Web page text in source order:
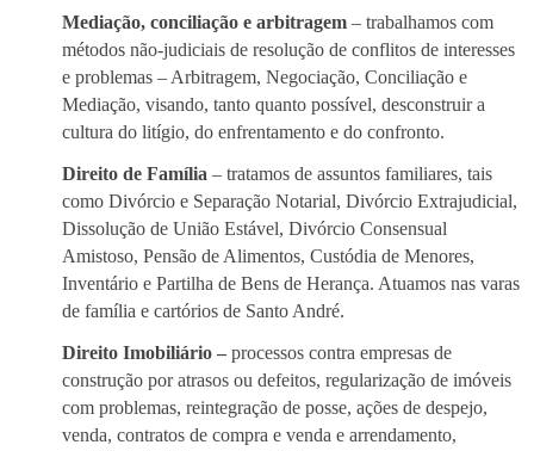
Mediação, conciliação e arbitragem– trabalhamos com
métodos não-judiciais de resolução de conflitos de interesses
e problemas – Arbitragem, Negociação, Conciliação e
Mediação, visando, tanto quanto possível, desconstruir a
cultura do litígio, do enfrentamento e do confronto.
Direito de Família – tratamos de assuntos familiares, tais
como Divórcio e Separação Notarial, Divórcio Extrajudicial,
Dissolução de União Estável, Divórcio Consensual
Amistoso, Pensão de Alimentos, Custódia de Menores,
Inventário e Partilha de Bens de Herança. Atuamos nas varas
de família e cartórios de Santo André.
Direito Imobiliário –processos contra empresas de
construção por atrasos ou defeitos, regularização de imóveis
com problemas, reintegração de posse, ações de despejo,
venda, contratos de compra e venda e arrendamento,